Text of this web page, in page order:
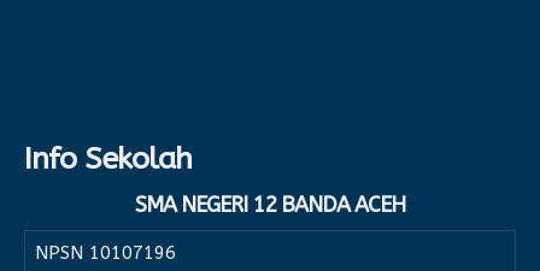
Info Sekolah
SMA NEGERI 12 BANDA ACEH
NPSN 10107196